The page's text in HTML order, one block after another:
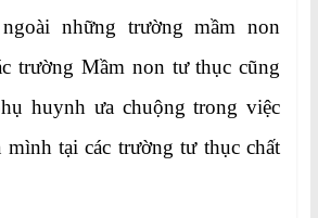
những trường mầm non
trường Mầm non tư thục cũng
huynh ưa chuộng trong việc
mình tại các trường tư thục chất